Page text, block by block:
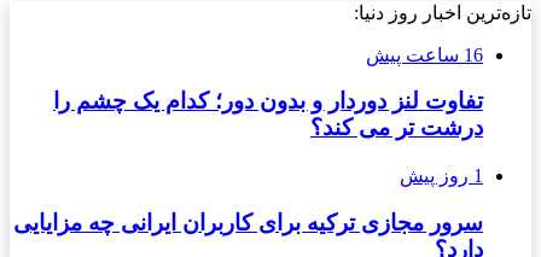
تازه‌ترین اخبار روز دنیا:
16 ساعت پیش
تفاوت لنز دوردار و بدون دور؛ کدام یک چشم را
درشت تر می کند؟
1 روز پیش
سرور مجازی ترکیه برای کاربران ایرانی چه مزایایی
دارد؟